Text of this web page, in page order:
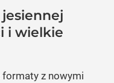
jesiennej
i wielkie
formaty z nowymi